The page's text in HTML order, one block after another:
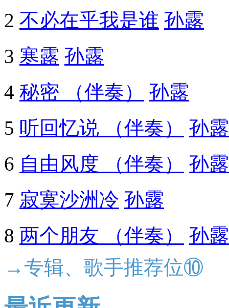
2 不必在乎我是谁 孙露
3 寒露 孙露
4 秘密 （伴奏）
孙露
5 听回忆说 （伴奏）
孙露
6 自由风度 （伴奏）
孙露
7 寂寞沙洲冷 孙露
8 两个朋友 （伴奏）
孙露
→专辑、歌手推荐位⑩